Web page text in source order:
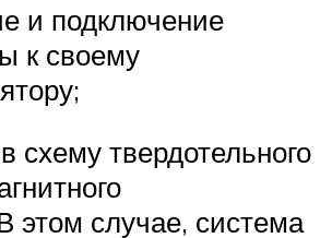
и подключение
к своему
схему твердотельного
этом случае, система